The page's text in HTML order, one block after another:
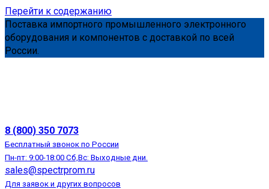
Перейти к содержанию
Поставка импортного промышленного электронного
оборудования и компонентов с доставкой по всей
России.
8 (800) 350 7073
Бесплатный звонок по России
Пн-пт: 9:00-18:00 Сб,Вс: Выходные дни.
sales@spectrprom.ru
Для заявок и других вопросов